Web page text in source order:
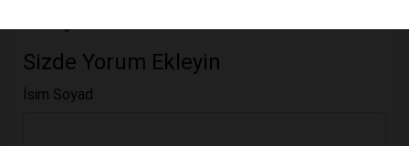
Sizde Yorum Ekleyin
İsim Soyad